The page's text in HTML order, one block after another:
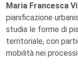
Maria Francesca
pianificazione
studia le forme di
territoriale, con
mobilità nei